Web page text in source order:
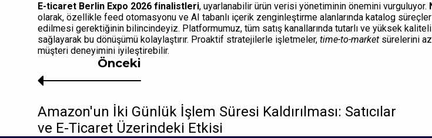
E-ticaret Berlin Expo 2026 finalistleri, uyarlanabilir ürün verisi yönetiminin önemini vurguluyor.
olarak, özellikle feed otomasyonu ve AI tabanlı içerik zenginleştirme alanlarında katalog
edilmesi gerektiğinin bilincindeyiz. Platformumuz, tüm satış kanallarında tutarlı ve yüksek
sağlayarak bu dönüşümü kolaylaştırır. Proaktif stratejilerle işletmeler, time-to-market sürelerini
müşteri deneyimini iyileştirebilir.
Önceki
Amazon'un İki Günlük İşlem Süresi Kaldırılması: Satıcılar
ve E-Ticaret Üzerindeki Etkisi